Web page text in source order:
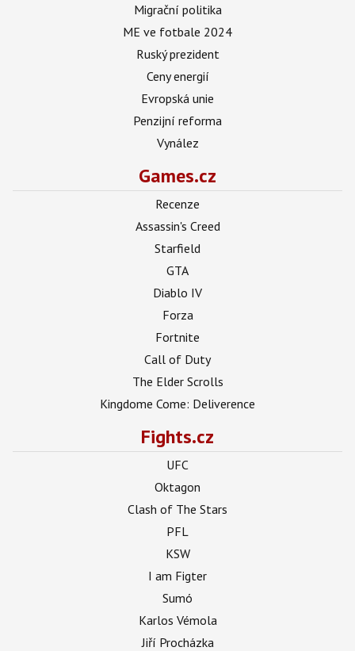
Migrační politika
ME ve fotbale 2024
Ruský prezident
Ceny energií
Evropská unie
Penzijní reforma
Vynález
Games.cz
Recenze
Assassin's Creed
Starfield
GTA
Diablo IV
Forza
Fortnite
Call of Duty
The Elder Scrolls
Kingdome Come: Deliverence
Fights.cz
UFC
Oktagon
Clash of The Stars
PFL
KSW
I am Figter
Sumó
Karlos Vémola
Jiří Procházka